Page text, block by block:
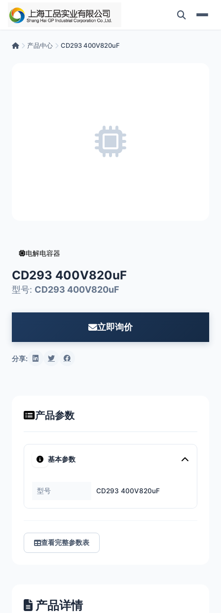
产品中心 CD293 400V820uF
电解电容器
CD293 400V820uF
型号: CD293 400V820uF
立即询价
分享:
产品参数
基本参数
型号 CD293 400V820uF
查看完整参数表
产品详情